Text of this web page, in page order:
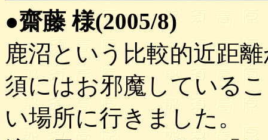
●齋藤 様(2005/8)
鹿沼という比較的近距
須にはお邪魔している
い場所に行きました。